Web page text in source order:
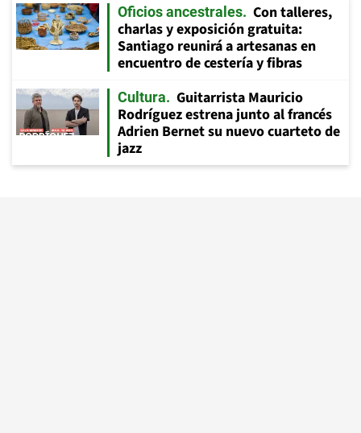
Oficios ancestrales
Con talleres,
charlas y exposición gratuita:
Santiago reunirá a artesanas en
encuentro de cestería y fibras
Cultura
Guitarrista Mauricio
Rodríguez estrena junto al francés
Adrien Bernet su nuevo cuarteto de
jazz